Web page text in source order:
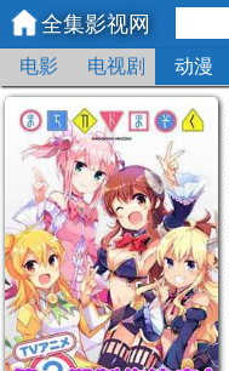
全集影视网
电影 电视剧 动漫